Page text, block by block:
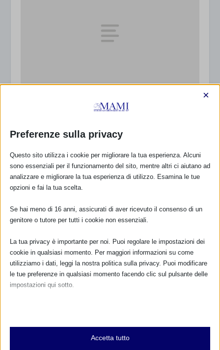
SAM 2020 a Benevento con resoconto
RISPONDI
Preferenze sulla privacy
×
Questo sito utilizza i cookie per migliorare la tua esperienza. Alcuni
sono essenziali per il funzionamento del sito, mentre altri ci aiutano ad
analizzare e migliorare la tua esperienza di utilizzo. Esamina le tue
opzioni e fai la tua scelta.
Se hai meno di 16 anni, assicurati di aver ricevuto il consenso di un
genitore o tutore per tutti i cookie non essenziali.
La tua privacy è importante per noi. Puoi regolare le impostazioni dei
cookie in qualsiasi momento. Per maggiori informazioni su come
utilizziamo i dati, leggi la nostra politica sulla privacy. Puoi modificare
le tue preferenze in qualsiasi momento facendo clic sul pulsante delle
impostazioni qui sotto.
Essenziali
I cookie e i servizi essenziali abilitano le funzioni di base e sono
Accetta tutto